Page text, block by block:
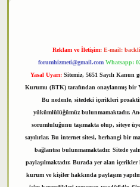
Reklam ve İletişim: E-mail:
forumhizmeti@gmail.com Whatsapp:
Yasal Uyarı: Sitemiz, 5651 Sayılı Kanun
Kurumu (BTK) tarafından onaylanmış bir
Bu nedenle, sitedeki içerikleri
yükümlülüğümüz bulunmamaktadır.
sorumluluğunu taşımakta olup, siteye
sayılırlar. Bu internet sitesi, herhangi bir
bağlantısı bulunmamaktadır. Sitede
paylaşılmaktadır. Burada yer alan
kurum ve kişiler hakkında paylaşım